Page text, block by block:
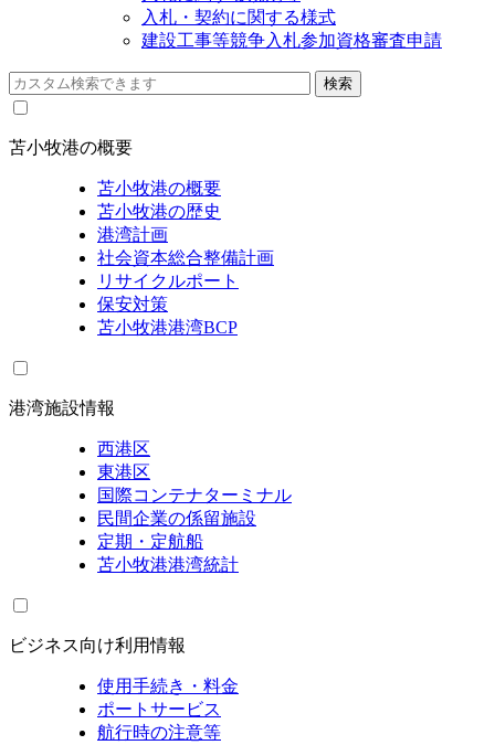
入札・契約に関する様式
建設工事等競争入札参加資格審査申請
苫小牧港の概要
苫小牧港の概要
苫小牧港の歴史
港湾計画
社会資本総合整備計画
リサイクルポート
保安対策
苫小牧港港湾BCP
港湾施設情報
西港区
東港区
国際コンテナターミナル
民間企業の係留施設
定期・定航船
苫小牧港港湾統計
ビジネス向け利用情報
使用手続き・料金
ポートサービス
航行時の注意等